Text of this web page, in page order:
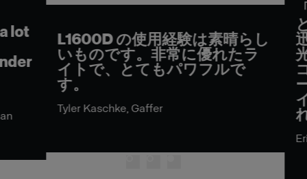
L1600D の使用経験は素晴らし
いものです。非常に優れたラ
イトで、とてもパワフルで
す。
Tyler Kaschke, Gaffer
「